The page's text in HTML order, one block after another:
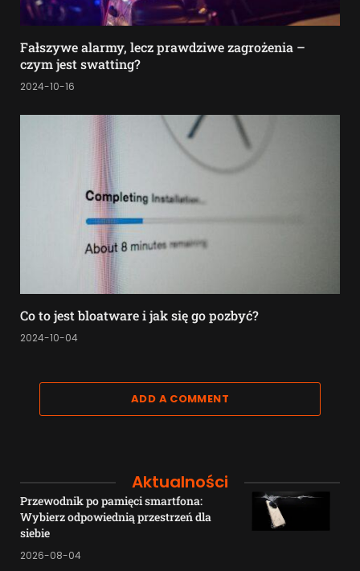
Fałszywe alarmy, lecz prawdziwe zagrożenia –
czym jest swatting?
2024-10-16
Co to jest bloatware i jak się go pozbyć?
2024-10-04
ADD A COMMENT
Aktualności
Przewodnik po pamięci smartfona:
Wybierz odpowiednią przestrzeń dla
siebie
2026-08-04